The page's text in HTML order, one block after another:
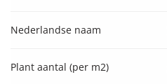
Nederlandse naam
Plant aantal (per m2)